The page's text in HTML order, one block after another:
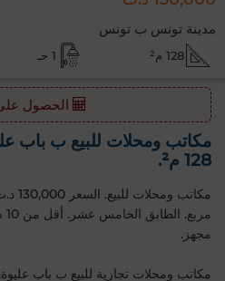
مدينة تونس ب تونس
128 م² 1 حـ
الحصول
مكاتب ومحلات للبيع ب باب
128 م².
مجهز.
مكاتب ومحلات تجارية للبيع ب باب